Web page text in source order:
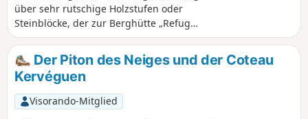
über sehr rutschige Holzstufen oder
Steinblöcke, der zur Berghütte „Refuge
de la Caverne Dufour“ führt.
Der Piton des Neiges und der Coteau
Kervéguen
Visorando-Mitglied